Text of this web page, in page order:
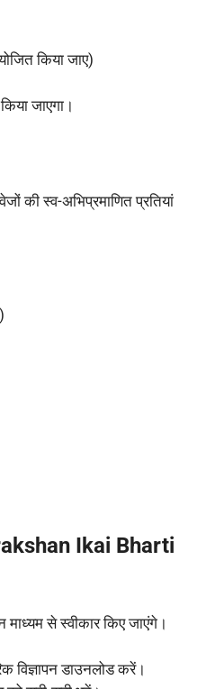
किया जाए)
जाएगा।
की स्व-अभिप्रमाणित प्रतियां
Ikai Bharti
से स्वीकार किए जाएंगे।
विज्ञापन डाउनलोड करें।